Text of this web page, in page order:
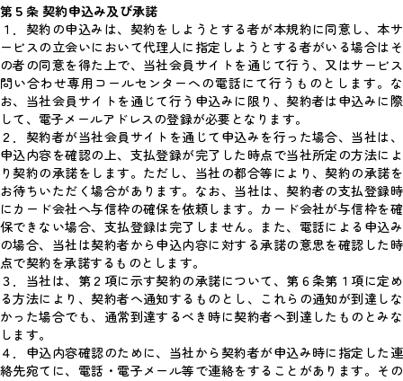
第５条 契約申込み及び承諾
１．契約の申込みは、契約をしようとする者が本規約に同意し、本サ
ービスの立会いにおいて代理人に指定しようとする者がいる場合はそ
の者の同意を得た上で、当社会員サイトを通じて行う、又はサービス
問い合わせ専用コールセンターへの電話にて行うものとします。な
お、当社会員サイトを通じて行う申込みに限り、契約者は申込みに際
して、電子メールアドレスの登録が必要となります。
２．契約者が当社会員サイトを通じて申込みを行った場合、当社は、
申込内容を確認の上、支払登録が完了した時点で当社所定の方法によ
り契約の承諾をします。ただし、当社の都合等により、契約の承諾を
お待ちいただく場合があります。なお、当社は、契約者の支払登録時
にカード会社へ与信枠の確保を依頼します。カード会社が与信枠を確
保できない場合、支払登録は完了しません。また、電話による申込み
の場合、当社は契約者から申込内容に対する承諾の意思を確認した時
点で契約を承諾するものとします。
３．当社は、第２項に示す契約の承諾について、第６条第１項に定め
る方法により、契約者へ通知するものとし、これらの通知が到達しな
かった場合でも、通常到達するべき時に契約者へ到達したものとみな
します。
４．申込内容確認のために、当社から契約者が申込み時に指定した連
絡先宛てに、電話・電子メール等で連絡をすることがあります。その